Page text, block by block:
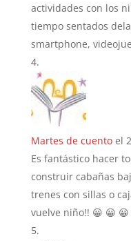
actividades con los
tiempo sentados
smartphone,
Martes de cuento el
Es fantástico hacer
construir cabañas
trenes con sillas o
vuelve niño!! 😀 😀 😀